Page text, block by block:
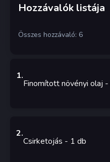
Hozzávalók listája
Összes hozzávaló: 6
1.
Finomított növényi olaj -
2.
Csirketojás - 1 db